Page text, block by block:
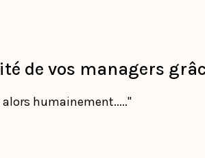
de vos managers
humainement....."